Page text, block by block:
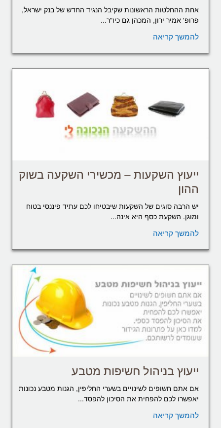
אחת ההחלטות הראשונות שקיבל הנגיד החדש של בנק ישראל,
פרופ' אמיר ירון, המכהן גם כיו"ר...
להמשך קריאה
ייעוץ השקעות – מכשירי השקעה בשוק
ההון
יש הרבה סוגים של השקעות שיבטיחו לכם עתיד פיננסי בטוח
ומוגן. השקעת כסף היא אינה...
להמשך קריאה
ייעוץ בניהול חשיפות מטבע
אם אתם חשופים לשינויים בשערי החליפין, הגנות מטבע נכונות
יאפשרו לכם להפחית את הסיכון להפסד...
להמשך קריאה